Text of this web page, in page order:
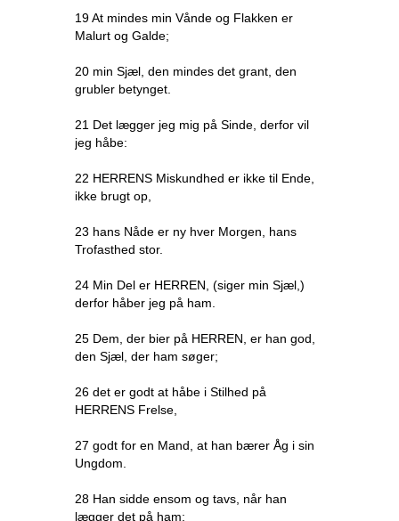
19 At mindes min Vånde og Flakken er
Malurt og Galde;
20 min Sjæl, den mindes det grant, den
grubler betynget.
21 Det lægger jeg mig på Sinde, derfor vil
jeg håbe:
22 HERRENS Miskundhed er ikke til Ende,
ikke brugt op,
23 hans Nåde er ny hver Morgen, hans
Trofasthed stor.
24 Min Del er HERREN, (siger min Sjæl,)
derfor håber jeg på ham.
25 Dem, der bier på HERREN, er han god,
den Sjæl, der ham søger;
26 det er godt at håbe i Stilhed på
HERRENS Frelse,
27 godt for en Mand, at han bærer Åg i sin
Ungdom.
28 Han sidde ensom og tavs, når han
lægger det på ham;